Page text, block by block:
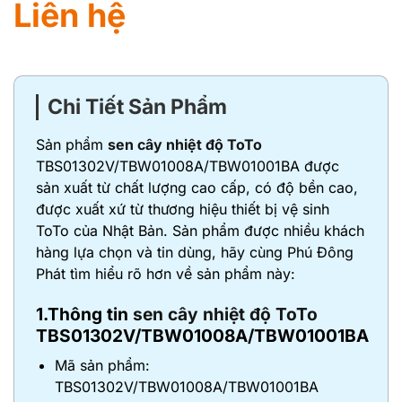
Liên hệ
Chi Tiết Sản Phẩm
Sản phẩm sen cây nhiệt độ ToTo
TBS01302V/TBW01008A/TBW01001BA được
sản xuất từ chất lượng cao cấp, có độ bền cao,
được xuất xứ từ thương hiệu thiết bị vệ sinh
ToTo của Nhật Bản. Sản phẩm được nhiều khách
hàng lựa chọn và tin dùng, hãy cùng Phú Đông
Phát tìm hiểu rõ hơn về sản phẩm này:
1.Thông tin sen cây nhiệt độ ToTo
TBS01302V/TBW01008A/TBW01001BA
Mã sản phẩm:
TBS01302V/TBW01008A/TBW01001BA